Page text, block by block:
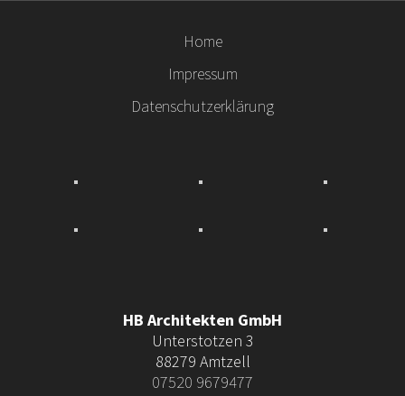
Home
Impressum
Datenschutzerklärung
HB Architekten GmbH
Unterstotzen 3
88279 Amtzell
07520 9679477